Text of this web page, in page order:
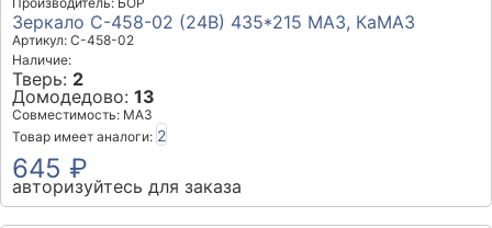
Зеркало С-458-02 (24В) 435*215 МАЗ, КаМАЗ
Артикул: С-458-02
Наличие:
Тверь: 2
Домодедово: 13
Совместимость: МАЗ
Товар имеет аналоги: 2
645 ₽
авторизуйтесь для заказа